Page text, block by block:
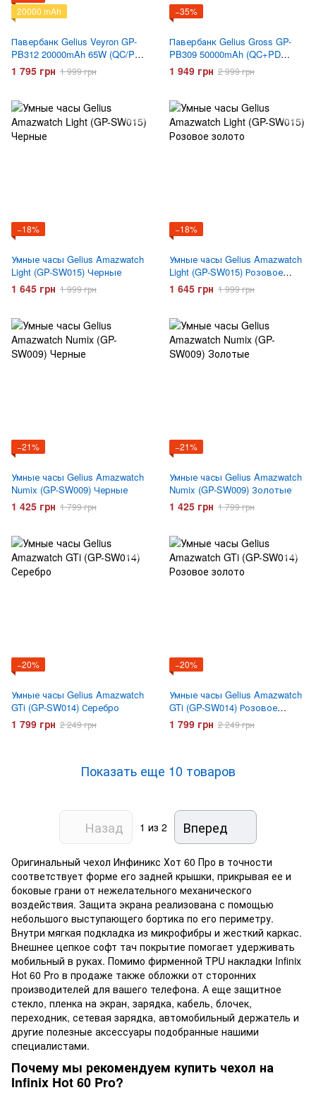
20000 mAh
Павербанк Gelius Veyron GP-
PB312 20000mAh 65W (QC/PD)
Черный
1 795 грн 1 999 грн
−35%
Павербанк Gelius Gross GP-
PB309 50000mAh (QC+PD
22.5W/Led)
1 949 грн 2 999 грн
−18%
Умные часы Gelius Amazwatch
Light (GP-SW015) Черные
1 645 грн 1 999 грн
−18%
Умные часы Gelius Amazwatch
Light (GP-SW015) Розовое
золото
1 645 грн 1 999 грн
−21%
Умные часы Gelius Amazwatch
Numix (GP-SW009) Черные
1 425 грн 1 799 грн
−21%
Умные часы Gelius Amazwatch
Numix (GP-SW009) Золотые
1 425 грн 1 799 грн
−20%
Умные часы Gelius Amazwatch
GTi (GP-SW014) Серебро
1 799 грн 2 249 грн
−20%
Умные часы Gelius Amazwatch
GTi (GP-SW014) Розовое
золото
1 799 грн 2 249 грн
Показать еще 10 товаров
Назад 1 из 2 Вперед
Оригинальный чехол Инфиникс Хот 60 Про в точности
соответствует форме его задней крышки, прикрывая ее и
боковые грани от нежелательного механического
воздействия. Защита экрана реализована с помощью
небольшого выступающего бортика по его периметру.
Внутри мягкая подкладка из микрофибры и жесткий каркас.
Внешнее цепкое софт тач покрытие помогает удерживать
мобильный в руках. Помимо фирменной TPU накладки Infinix
Hot 60 Pro в продаже также обложки от сторонних
производителей для вашего телефона. А еще защитное
стекло, пленка на экран, зарядка, кабель, блочек,
переходник, сетевая зарядка, автомобильный держатель и
другие полезные аксессуары подобранные нашими
специалистами.
Почему мы рекомендуем купить чехол на
Infinix Hot 60 Pro?